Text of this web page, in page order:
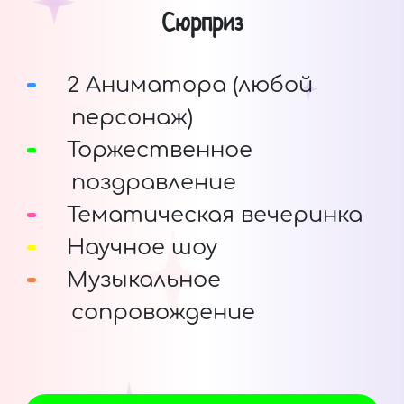
Сюрприз
2 Аниматора (любой
персонаж)
Торжественное
поздравление
Тематическая вечеринка
Научное шоу
Музыкальное
сопровождение